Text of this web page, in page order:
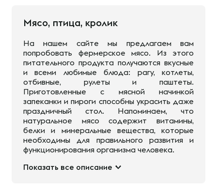
Мясо, птица, кролик
На нашем сайте мы предлагаем вам
попробовать фермерское мясо. Из этого
питательного продукта получаются вкусные
и всеми любимые блюда: рагу, котлеты,
отбивные, рулеты и паштеты.
Приготовленные с мясной начинкой
запеканки и пироги способны украсить даже
праздничный стол. Напоминаем, что
натуральное мясо содержит витамины,
белки и минеральные вещества, которые
необходимы для правильного развития и
функционирования организма человека.
Показать все описание